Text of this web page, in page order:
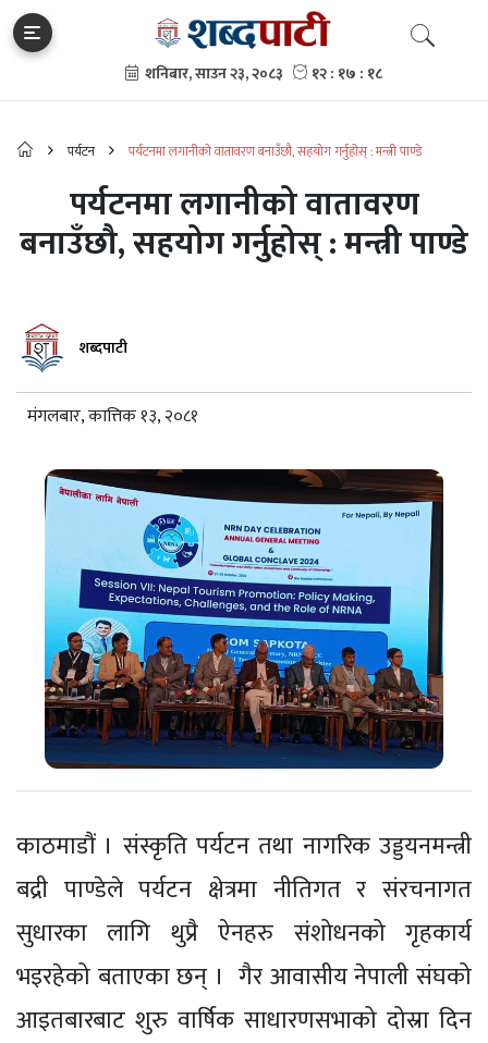
पर्यटन पर्यटनमा लगानीको वातावरण बनाउँछौ, सहयोग गर्नुहोस् : मन्त्री पाण्डे
पर्यटनमा लगानीको वातावरण
बनाउँछौ, सहयोग गर्नुहोस् : मन्त्री पाण्डे
शब्दपाटी
मंगलबार, कात्तिक १३, २०८१
काठमाडौं । संस्कृति पर्यटन तथा नागरिक उड्डयनमन्त्री
बद्री पाण्डेले पर्यटन क्षेत्रमा नीतिगत र संरचनागत
सुधारका लागि थुप्रै ऐनहरु संशोधनको गृहकार्य
भइरहेको बताएका छन् । गैर आवासीय नेपाली संघको
आइतबारबाट शुरु वार्षिक साधारणसभाको दोस्रा दिन